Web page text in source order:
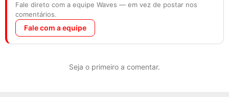
Fale direto com a equipe Waves — em vez de postar nos
comentários.
Fale com a equipe
Seja o primeiro a comentar.